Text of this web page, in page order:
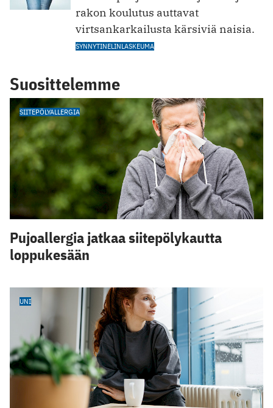
rakon koulutus auttavat
virtsankarkailusta kärsiviä naisia.
SYNNYTINELINLASKEUMA
Suosittelemme
SIITEPÖLYALLERGIA
Pujoallergia jatkaa siitepölykautta
loppukesään
UNI